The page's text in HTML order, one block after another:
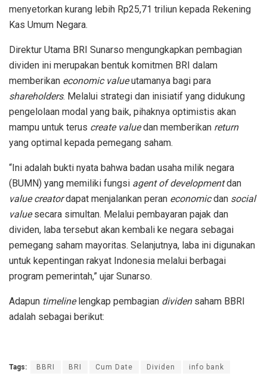
menyetorkan kurang lebih Rp25,71 triliun kepada Rekening
Kas Umum Negara.
Direktur Utama BRI Sunarso mengungkapkan pembagian
dividen ini merupakan bentuk komitmen BRI dalam
memberikan economic valueutamanya bagi para
shareholders. Melalui strategi dan inisiatif yang didukung
pengelolaan modal yang baik, pihaknya optimistis akan
mampu untuk terus create valuedan memberikan return
yang optimal kepada pemegang saham.
“Ini adalah bukti nyata bahwa badan usaha milik negara
(BUMN) yang memiliki fungsi agent of developmentdan
value creatordapat menjalankan peran economicdan social
valuesecara simultan. Melalui pembayaran pajak dan
dividen, laba tersebut akan kembali ke negara sebagai
pemegang saham mayoritas. Selanjutnya, laba ini digunakan
untuk kepentingan rakyat Indonesia melalui berbagai
program pemerintah,” ujar Sunarso.
Adapun timelinelengkap pembagian dividen saham BBRI
adalah sebagai berikut:
Tags: BBRI BRI Cum Date Dividen info bank